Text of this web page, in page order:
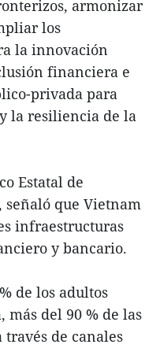
armonizar
los
la innovación
financiera e
privada para
la resiliencia de la
Estatal de
señaló que Vietnam
infraestructuras
y bancario.
de los adultos
más del 90 % de las
de canales